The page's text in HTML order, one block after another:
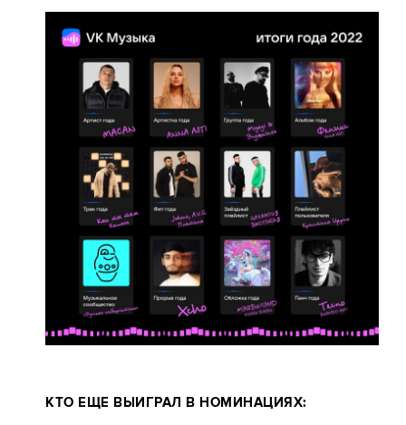
КТО ЕЩЕ ВЫИГРАЛ В НОМИНАЦИЯХ: